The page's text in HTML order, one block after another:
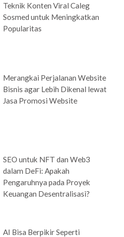
Teknik Konten Viral Caleg
Sosmed untuk Meningkatkan
Popularitas
Merangkai Perjalanan Website
Bisnis agar Lebih Dikenal lewat
Jasa Promosi Website
SEO untuk NFT dan Web3
dalam DeFi: Apakah
Pengaruhnya pada Proyek
Keuangan Desentralisasi?
AI Bisa Berpikir Seperti